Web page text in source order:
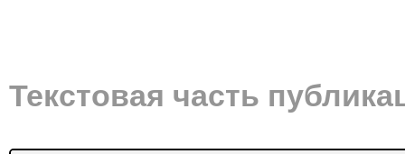
Текстовая часть